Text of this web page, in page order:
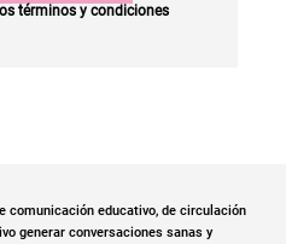
términos y condiciones
comunicación educativo, de circulación
generar conversaciones sanas y